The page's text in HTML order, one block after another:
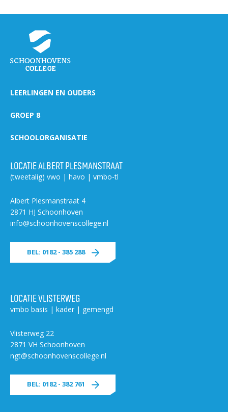
LEERLINGEN EN OUDERS
GROEP 8
SCHOOLORGANISATIE
LOCATIE ALBERT PLESMANSTRAAT
(tweetalig) vwo | havo | vmbo-tl
Albert Plesmanstraat 4
2871 HJ Schoonhoven
info@schoonhovenscollege.nl
BEL: 0182 - 385 288
LOCATIE VLISTERWEG
vmbo basis | kader | gemengd
Vlisterweg 22
2871 VH Schoonhoven
ngt@schoonhovenscollege.nl
BEL: 0182 - 382 761